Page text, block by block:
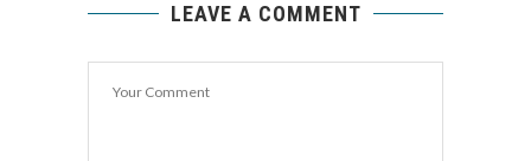
LEAVE A COMMENT